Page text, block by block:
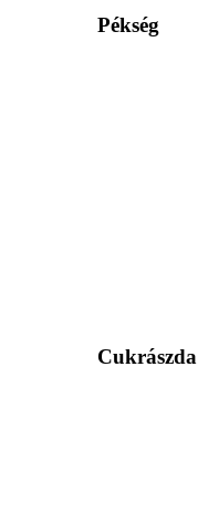
Pékség
Cukrászda